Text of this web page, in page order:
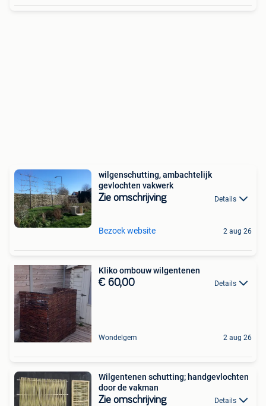
wilgenschutting, ambachtelijk
gevlochten vakwerk
Zie omschrijving Details
Bezoek website 2 aug 26
Kliko ombouw wilgentenen
€ 60,00 Details
Wondelgem 2 aug 26
Wilgentenen schutting; handgevlochten
door de vakman
Zie omschrijving Details